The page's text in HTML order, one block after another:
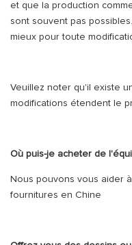
et que la production
sont souvent pas
mieux pour toute
Veuillez noter qu'il existe
modifications étendent le
Où puis-je acheter de
Nous pouvons vous aider
fournitures en Chine